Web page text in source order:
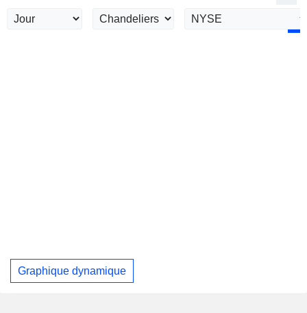
Graphique dynamique